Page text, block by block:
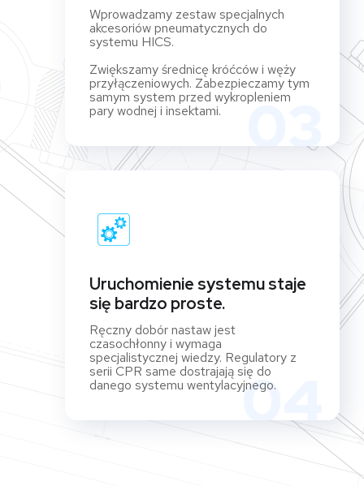
03
Wprowadzamy zestaw specjalnych
akcesoriów pneumatycznych do
systemu HICS.
Zwiększamy średnicę króćców i węży
przyłączeniowych. Zabezpieczamy tym
samym system przed wykropleniem
pary wodnej i insektami.
04
Uruchomienie systemu staje
się bardzo proste.
Ręczny dobór nastaw jest
czasochłonny i wymaga
specjalistycznej wiedzy. Regulatory z
serii CPR same dostrajają się do
danego systemu wentylacyjnego.